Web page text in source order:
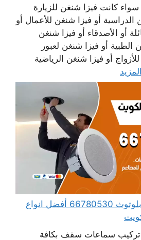
كانت فيزا شنغن للزيارة
الدراسية أو فيزا شنغن للأعمال أو
أو الأصدقاء أو فيزا شنغن
الطبية أو فيزا شنغن لعبور
أو فيزا شنغن الرياضية
فني سماعات سقف بلوتوث 66780530 أفضل انواع
تركيب سماعات سقف بكافة